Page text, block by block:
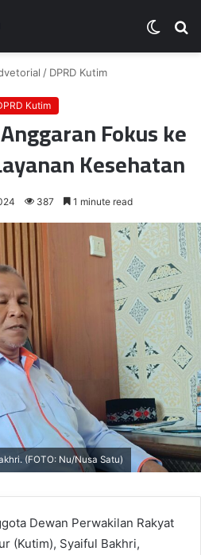
Switch
skin
/ DPRD Kutim
Kutim
Fokus ke
Kesehatan
387 1 minute read
(FOTO: Nu/Nusa Satu)
Dewan Perwakilan Rakyat
(Kutim), Syaiful Bakhri,